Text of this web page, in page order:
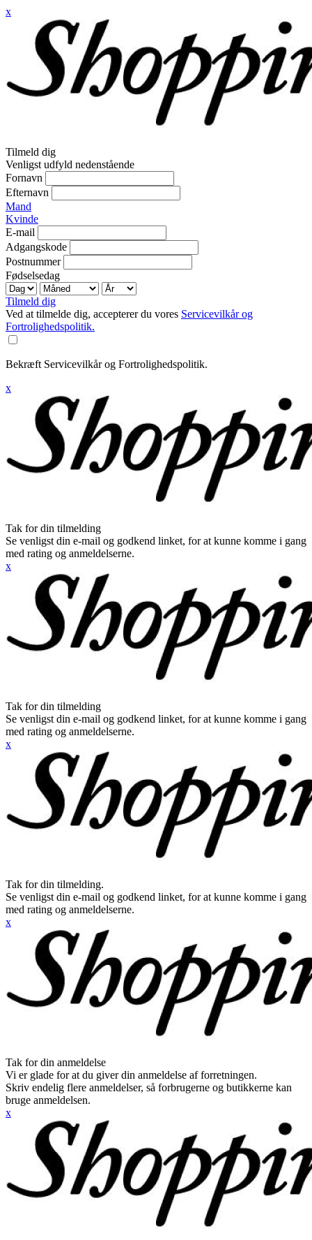
x
Tilmeld dig
Venligst udfyld nedenstående
Fornavn
Efternavn
Mand
Kvinde
E-mail
Adgangskode
Postnummer
Fødselsedag
Tilmeld dig
Ved at tilmelde dig, accepterer du vores Servicevilkår og
Fortrolighedspolitik.
Bekræft Servicevilkår og Fortrolighedspolitik.
x
Tak for din tilmelding
Se venligst din e-mail og godkend linket, for at kunne komme i gang
med rating og anmeldelserne.
x
Tak for din tilmelding
Se venligst din e-mail og godkend linket, for at kunne komme i gang
med rating og anmeldelserne.
x
Tak for din tilmelding.
Se venligst din e-mail og godkend linket, for at kunne komme i gang
med rating og anmeldelserne.
x
Tak for din anmeldelse
Vi er glade for at du giver din anmeldelse af forretningen.
Skriv endelig flere anmeldelser, så forbrugerne og butikkerne kan
bruge anmeldelsen.
x